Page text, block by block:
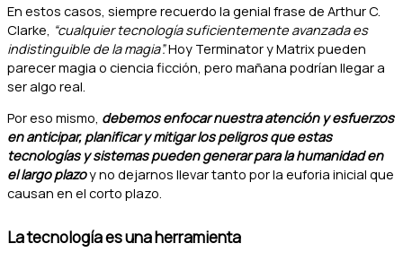
En estos casos, siempre recuerdo la genial frase de Arthur C.
Clarke, “cualquier tecnología suficientemente avanzada es
indistinguible de la magia”.Hoy Terminator y Matrix pueden
parecer magia o ciencia ficción, pero mañana podrían llegar a
ser algo real.
Por eso mismo, debemos enfocar nuestra atención y esfuerzos
en anticipar, planificar y mitigar los peligros que estas
tecnologías y sistemas pueden generar para la humanidad en
el largo plazoy no dejarnos llevar tanto por la euforia inicial que
causan en el corto plazo.
La tecnología es una herramienta